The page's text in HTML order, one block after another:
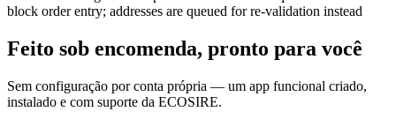
block order entry; addresses are queued for re-validation instead
Feito sob encomenda, pronto para você
Sem configuração por conta própria — um app funcional criado,
instalado e com suporte da ECOSIRE.